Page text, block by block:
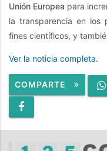
Unión Europea para
la transparencia en los
fines científicos, y
Ver la noticia completa.
COMPARTE